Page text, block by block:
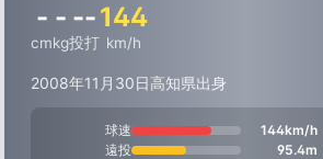
-
cm
-
kg
--
投打
144
km/h
2008年11月30日高知県出身
球速
144km/h
遠投
95.4m